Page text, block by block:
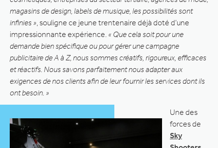
magasins de design, labels de musique, les possibilités sont
infinies » , souligne ce jeune trentenaire déjà doté d’une
impressionnante expérience. « Que cela soit pour une
demande bien spécifique ou pour gérer une campagne
publicitaire de A à Z, nous sommes créatifs, rigoureux, efficaces
et réactifs. Nous savons parfaitement nous adapter aux
exigences de nos clients afin de leur fournir les services dont ils
ont besoin. »
Une des
forces de
Sky